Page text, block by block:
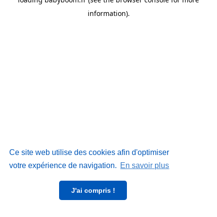
Ce site web utilise des cookies afin d'optimiser
votre expérience de navigation. En savoir plus
J'ai compris !
information).